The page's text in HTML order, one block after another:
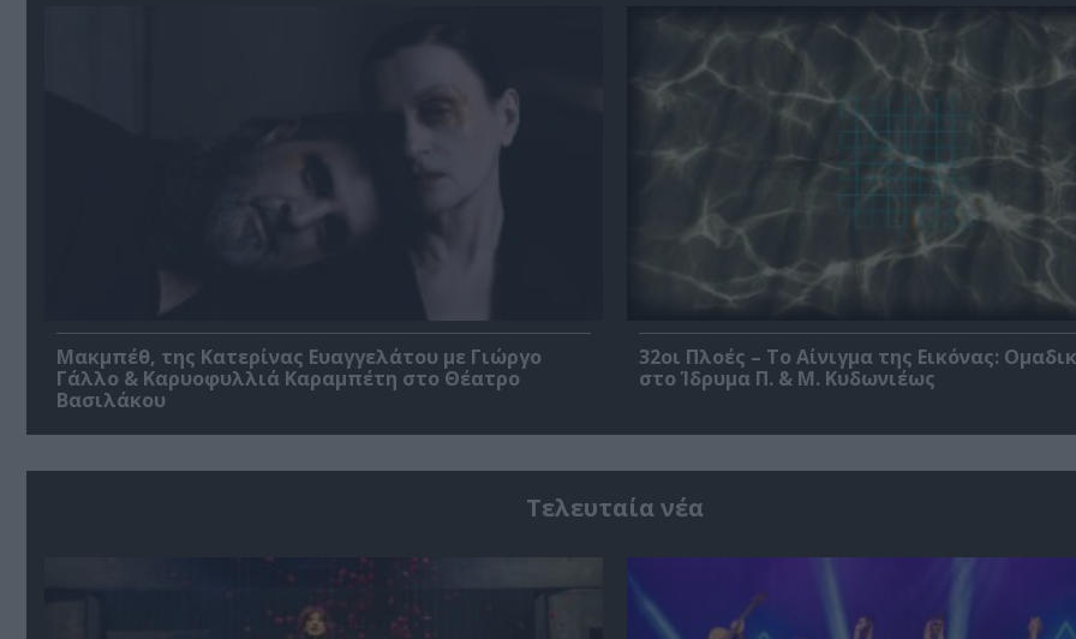
Μακμπέθ, της Κατερίνας Ευαγγελάτου με Γιώργο
Γάλλο & Καρυοφυλλιά Καραμπέτη στο Θέατρο
Βασιλάκου
32οι Πλοές – Το Αίνιγμα της Εικόνας:
στο Ίδρυμα Π. & Μ. Κυδωνιέως
Τελευταία νέα